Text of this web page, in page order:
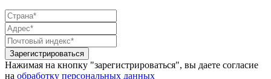
Зарегистрироваться
Нажимая на кнопку "зарегистрироваться", вы даете согласие
на обработку персональных данных